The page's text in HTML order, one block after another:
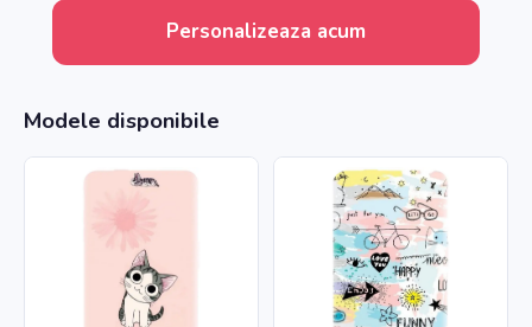
Personalizeaza acum
Modele disponibile